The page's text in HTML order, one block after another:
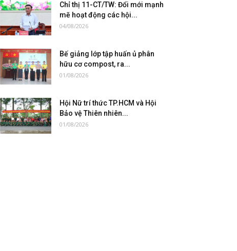
Chỉ thị 11-CT/TW: Đổi mới mạnh
mẽ hoạt động các hội...
04/08/2026
Bế giảng lớp tập huấn ủ phân
hữu cơ compost, ra...
01/08/2026
Hội Nữ trí thức TP.HCM và Hội
Bảo vệ Thiên nhiên...
01/08/2026